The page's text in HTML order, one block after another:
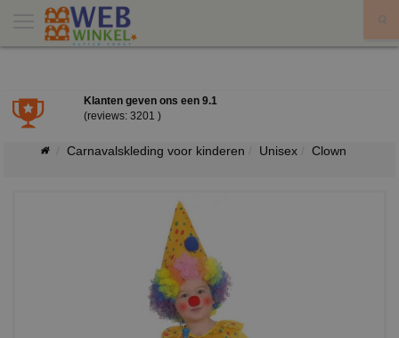
Klanten geven ons een 9.1
(reviews: 3201 )
Carnavalskleding voor kinderen Unisex Clown